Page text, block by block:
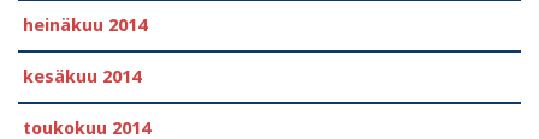
heinäkuu 2014
kesäkuu 2014
toukokuu 2014